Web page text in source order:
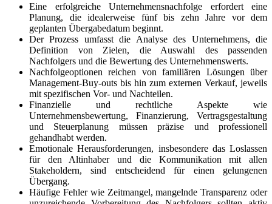
Eine erfolgreiche Unternehmensnachfolge erfordert eine
Planung, die idealerweise fünf bis zehn Jahre vor dem
geplanten Übergabedatum beginnt.
Der Prozess umfasst die Analyse des Unternehmens, die
Definition von Zielen, die Auswahl des passenden
Nachfolgers und die Bewertung des Unternehmenswerts.
Nachfolgeoptionen reichen von familiären Lösungen über
Management-Buy-outs bis hin zum externen Verkauf, jeweils
mit spezifischen Vor- und Nachteilen.
Finanzielle und rechtliche Aspekte wie
Unternehmensbewertung, Finanzierung, Vertragsgestaltung
und Steuerplanung müssen präzise und professionell
gehandhabt werden.
Emotionale Herausforderungen, insbesondere das Loslassen
für den Altinhaber und die Kommunikation mit allen
Stakeholdern, sind entscheidend für einen gelungenen
Übergang.
Häufige Fehler wie Zeitmangel, mangelnde Transparenz oder